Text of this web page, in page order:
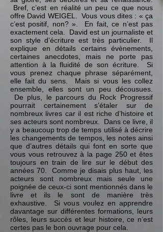
Bref, c’est en réalité un peu ce que nous
offre David WEIGEL. Vous vous dites : « ça
c’est positif, non? ». En fait, ce n’est pas
exactement cela. David est un journaliste et
son style d’écriture est très particulier. Il
explique en détails certains évènements,
certaines anecdotes, mais ne porte pas
attention à la fluidité de son écriture. Si
vous prenez chaque phrase séparément,
elle fait du sens. Mais si vous les collez
ensemble, elles sont un peu décousues.
De plus, le parcours du Rock Progressif
pourrait certainement s’étaler sur de
nombreux livres car il est riche d’histoire et
ses acteurs sont nombreux. Dans ce livre, il
y a beaucoup trop de temps utilisé à décrire
les changements de tempos, les notes ainsi
que d’autres détails qui font en sorte que
vous vous retrouvez à la page 250 et êtes
toujours en train de lire sur le début des
années 70. Comme je disais plus haut, les
acteurs sont nombreux mais seule une
poignée de ceux-ci sont mentionnés dans le
livre et ils le sont de manière très
exhaustive. Si vous voulez en apprendre
davantage sur différentes formations, leurs
rôles, leurs succès et leur histoire, ce n’est
certes pas le bon ouvrage pour cela.